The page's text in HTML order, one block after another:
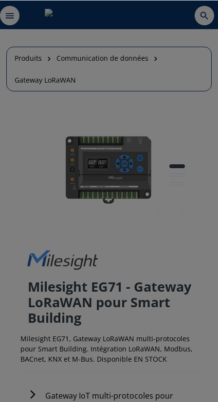
Produits Communication de données
Gateway LoRaWAN
Milesight EG71 - Gateway
LoRaWAN pour Smart
Building
Milesight EG71, Gateway LoRaWAN multi-protocoles
pour Smart Building. Intégration LoRaWAN, Modbus,
BACnet, KNX et M-Bus. Disponible EN STOCK
Gateway IoT multi-protocoles pour